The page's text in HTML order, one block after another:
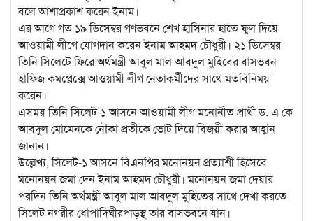
বলে আশাপ্রকাশ করেন ইনাম।
এর আগে গত ১৯ ডিসেম্বর গণভবনে শেখ হাসিনার হাতে ফুল দিয়ে
আওয়ামী লীগে যোগদান করেন ইনাম আহমদ চৌধুরী। ২১ ডিসেম্বর
তিনি সিলেটে ফিরে অর্থমন্ত্রী আবুল মাল আবদুল মুহিবের বাসভবন
হাফিজ কমপ্লেক্সে আওয়ামী লীগ নেতাকর্মীদের সাথে মতবিনিময়
করেন।
এসময় তিনি সিলেট-১ আসনে আওয়ামী লীগ মনোনীত প্রার্থী ড. এ কে
আবদুল মোমেনকে নৌকা প্রতীকে ভোট দিয়ে বিজয়ী করার আহ্বান
জানান।
উল্লেখ্য, সিলেট-১ আসনে বিএনপির মনোনয়ন প্রত্যাশী হিসেবে
মনোনয়ন জমা দেন ইনাম আহমদ চৌধুরী। মনোনয়ন জমা দেয়ার
পরদিন তিনি অর্থমন্ত্রী আবুল মাল আবদুল মুহিতের সাথে দেখা করতে
সিলেট নগরীর ধোপাদিঘীরপাড়স্থ তার বাসভবনে যান।